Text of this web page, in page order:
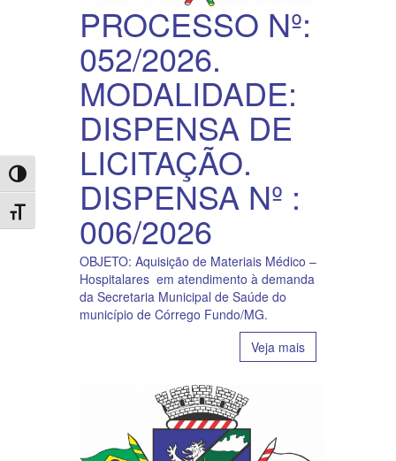
Toggle High Contrast
Toggle Font size
PROCESSO Nº:
052/2026.
MODALIDADE:
DISPENSA DE
LICITAÇÃO.
DISPENSA Nº :
006/2026
OBJETO: Aquisição de Materiais Médico –
Hospitalares em atendimento à demanda
da Secretaria Municipal de Saúde do
município de Córrego Fundo/MG.
Veja mais